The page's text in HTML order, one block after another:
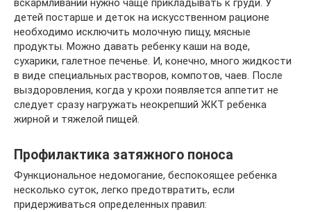
вскармливании нужно чаще прикладывать к груди. У
детей постарше и деток на искусственном рационе
необходимо исключить молочную пищу, мясные
продукты. Можно давать ребенку каши на воде,
сухарики, галетное печенье. И, конечно, много жидкости
в виде специальных растворов, компотов, чаев. После
выздоровления, когда у крохи появляется аппетит не
следует сразу нагружать неокрепший ЖКТ ребенка
жирной и тяжелой пищей.
Профилактика затяжного поноса
Функциональное недомогание, беспокоящее ребенка
несколько суток, легко предотвратить, если
придерживаться определенных правил: